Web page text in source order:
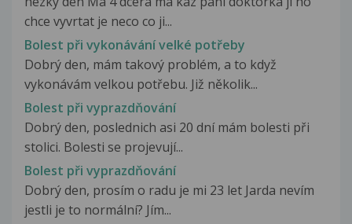
chce vyvrtat je neco co ji...
Bolest při vykonávání velké potřeby
Dobrý den, mám takový problém, a to když
vykonávám velkou potřebu. Již několik...
Bolest při vyprazdňování
Dobrý den, poslednich asi 20 dní mám bolesti při
stolici. Bolesti se projevují...
Bolest při vyprazdňování
Dobrý den, prosím o radu je mi 23 let Jarda nevím
jestli je to normální? Jím...